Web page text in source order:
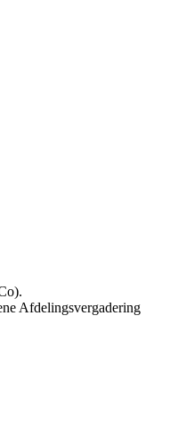
Afdelingsvergadering